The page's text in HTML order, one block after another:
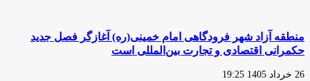
منطقه آزاد شهر فرودگاهی امام خمینی(ره) آغازگر فصل جدید
حکمرانی اقتصادی و تجارت بین‌المللی است
26 خرداد 1405 19:25